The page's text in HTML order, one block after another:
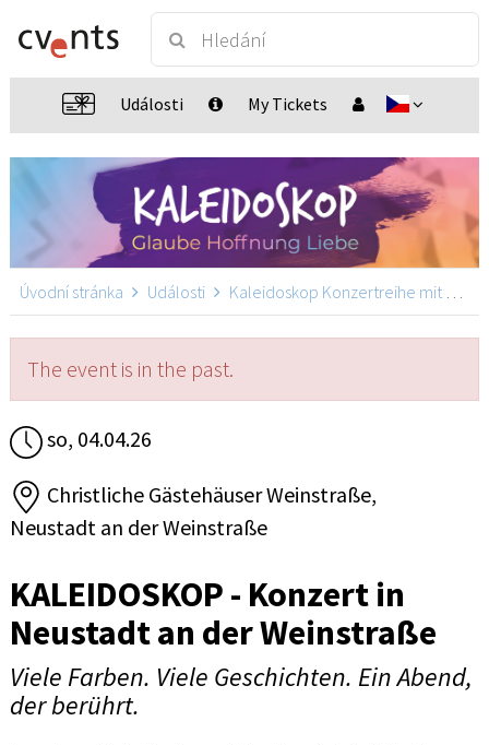
Události My Tickets
Úvodní stránka Události Kaleidoskop Konzertreihe mit Martin Pepper
The event is in the past.
so, 04.04.26
Christliche Gästehäuser Weinstraße,
Neustadt an der Weinstraße
KALEIDOSKOP - Konzert in
Neustadt an der Weinstraße
Viele Farben. Viele Geschichten. Ein Abend,
der berührt.